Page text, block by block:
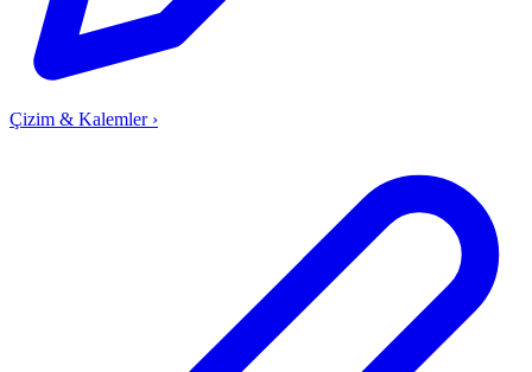
Çizim & Kalemler ›